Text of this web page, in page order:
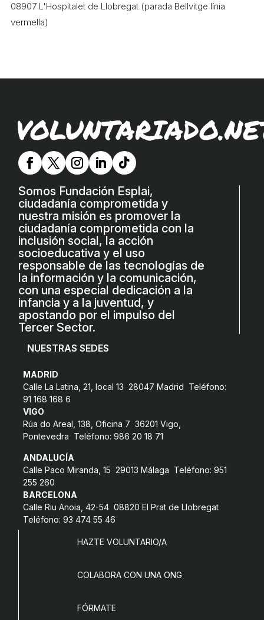
08907 L'Hospitalet de Llobregat (parada Bellvitge línia
vermella)
Somos Fundación Esplai,
ciudadanía comprometida y
nuestra misión es promover la
ciudadanía comprometida con la
inclusión social, la acción
socioeducativa y el uso
responsable de las tecnologías de
la información y la comunicación,
con una especial dedicación a la
infancia y a la juventud, y
apostando por el impulso del
Tercer Sector.
NUESTRAS SEDES
MADRID
Calle La Latina, 21, local 13 28047 Madrid Teléfono:
91 168 168 6
VIGO
Rúa do Areal, 138, Oficina 7 36201 Vigo,
Pontevedra Teléfono: 986 20 18 71
ANDALUCÍA
Calle Paco Miranda, 15 29013 Málaga Teléfono: 951
255 260
BARCELONA
Calle Riu Anoia, 42-54 08820 El Prat de Llobregat
Teléfono: 93 474 55 46
HAZTE VOLUNTARIO/A
COLABORA CON UNA ONG
FÓRMATE
Fundesplai als mitjans
Treballa amb nosaltres